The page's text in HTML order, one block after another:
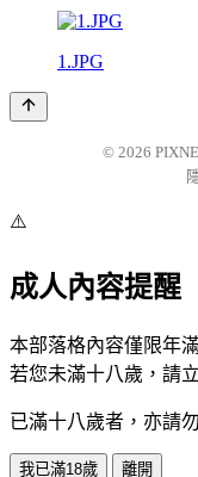
1.JPG
© 2026
⚠️
成人內容提醒
本部落格內容僅限年
若您未滿十八歲，請
已滿十八歲者，亦請
我已滿18歲 離開